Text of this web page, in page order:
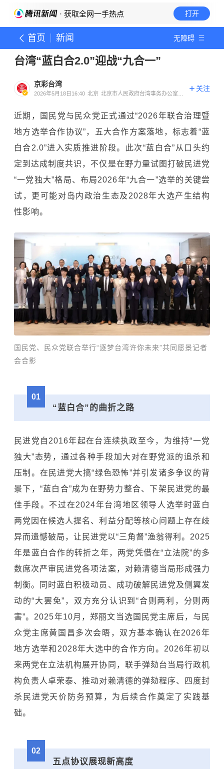
· 获取全网一手热点 打开
首页 新闻 无障碍
台湾“蓝白合2.0”迎战“九合一”
京彩台湾
2026年5月18日16:40 北京 北京市人民政府台湾事务办公室官
关注
近期，国民党与民众党正式通过“2026年联合治理暨
地方选举合作协议”，五大合作方案落地，标志着“蓝
白合2.0”进入实质推进阶段。此次“蓝白合”从口头约
定到达成制度共识，不仅是在野力量试图打破民进党
“一党独大”格局、布局2026年“九合一”选举的关键尝
试，更可能对岛内政治生态及2028年大选产生结构
性影响。
国民党、民众党联合举行“逐梦台湾许你未来”共同愿景记者
会合影
01
“蓝白合”的曲折之路
民进党自2016年起在台连续执政至今，为维持“一党
独大”态势，通过各种手段加大对在野党派的追杀和
压制。在民进党大搞“绿色恐怖”并引发诸多争议的背
景下，“蓝白合”成为在野势力整合、下架民进党的最
佳手段。不过在2024年台湾地区领导人选举时蓝白
两党因在候选人提名、利益分配等核心问题上存在歧
异而遗憾破局，让民进党以“三角督”渔翁得利。2025
年是蓝白合作的转折之年，两党凭借在“立法院”的多
数席次严审民进党各项法案，对赖清德当局形成强力
制衡。同时蓝白积极动员、成功破解民进党及侧翼发
动的“大罢免”，双方充分认识到“合则两利，分则两
害”。2025年10月，郑丽文当选国民党主席后，与民
众党主席黄国昌多次会晤，双方基本确认在2026年
地方选举和2028年大选中的合作方向。2026年初以
来两党在立法机构展开协同，联手弹劾台当局行政机
构负责人卓荣泰、推动对赖清德的弹劾程序、四度封
杀民进党天价防务预算，为后续合作奠定了实践基
础。
02
五点协议展现新高度